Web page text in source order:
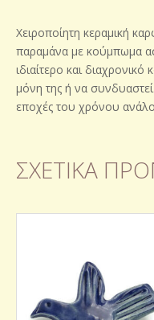
Χειροποίητη κεραμική
παραμάνα με κούμπωμα
ιδιαίτερο και
μόνη της ή να
εποχές του χρόνου
ΣΧΕΤΙΚΆ